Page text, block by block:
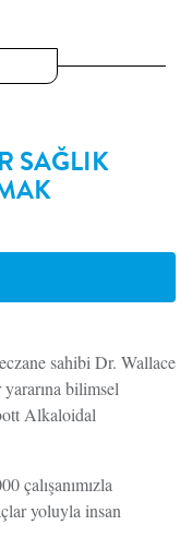
SAĞLIK
sahibi Dr. Wallace
bilimsel
Alkaloidal
çalışanımızla
yoluyla insan